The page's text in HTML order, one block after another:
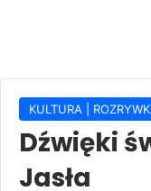
KULTURA |
Dźwięki
Jasła